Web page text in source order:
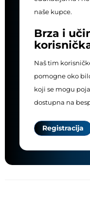
naše kupce.
Brza i
Naš tim
pomogne oko
koji se mogu
dostupna na
Registracija